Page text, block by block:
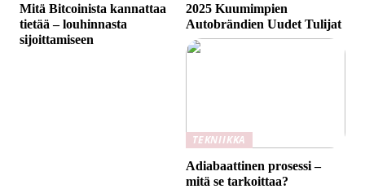
Mitä Bitcoinista kannattaa
tietää – louhinnasta
sijoittamiseen
2025 Kuumimpien
Autobrändien Uudet Tulijat
TEKNIIKKA
Adiabaattinen prosessi –
mitä se tarkoittaa?